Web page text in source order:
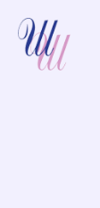
содержимому